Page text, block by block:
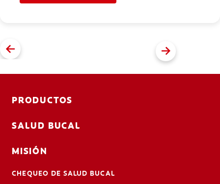
PRODUCTOS
SALUD BUCAL
MISIÓN
CHEQUEO DE SALUD BUCAL